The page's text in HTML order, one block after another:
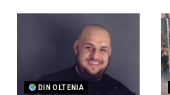
DIN OLTENIA